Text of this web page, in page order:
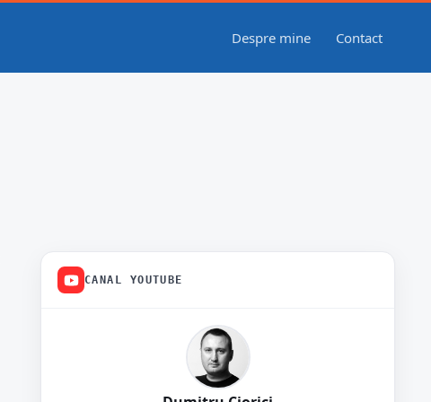
Despre mine Contact
CANAL YOUTUBE